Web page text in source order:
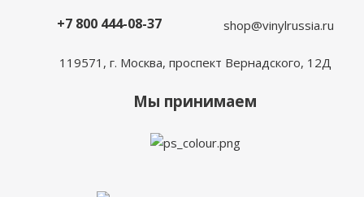
+7 800 444-08-37
shop@vinylrussia.ru
119571, г. Москва, проспект Вернадского, 12Д
Мы принимаем